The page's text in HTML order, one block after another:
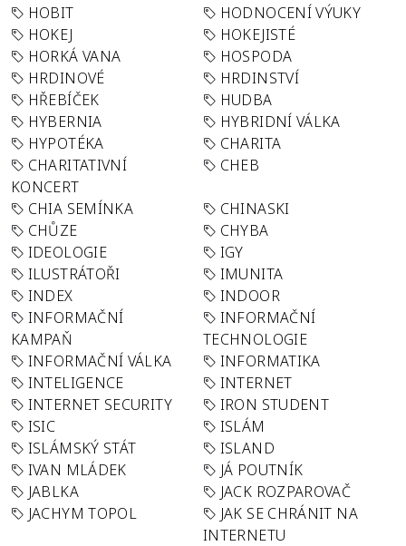
HOBIT
HODNOCENÍ VÝUKY
HOKEJ
HOKEJISTÉ
HORKÁ VANA
HOSPODA
HRDINOVÉ
HRDINSTVÍ
HŘEBÍČEK
HUDBA
HYBERNIA
HYBRIDNÍ VÁLKA
HYPOTÉKA
CHARITA
CHARITATIVNÍ
KONCERT
CHEB
CHIA SEMÍNKA
CHINASKI
CHŮZE
CHYBA
IDEOLOGIE
IGY
ILUSTRÁTOŘI
IMUNITA
INDEX
INDOOR
INFORMAČNÍ
KAMPAŇ
INFORMAČNÍ
TECHNOLOGIE
INFORMAČNÍ VÁLKA
INFORMATIKA
INTELIGENCE
INTERNET
INTERNET SECURITY
IRON STUDENT
ISIC
ISLÁM
ISLÁMSKÝ STÁT
ISLAND
IVAN MLÁDEK
JÁ POUTNÍK
JABLKA
JACK ROZPAROVAČ
JACHYM TOPOL
JAK SE CHRÁNIT NA
INTERNETU